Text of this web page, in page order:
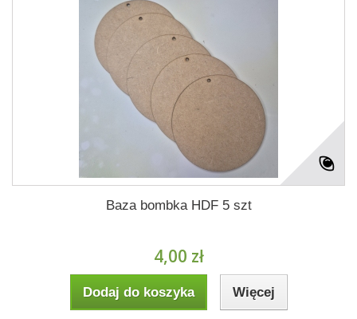
Baza bombka HDF 5 szt
4,00 zł
Dodaj do koszyka Więcej